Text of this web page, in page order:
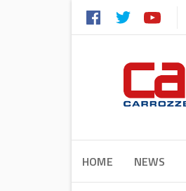
HOME NEWS